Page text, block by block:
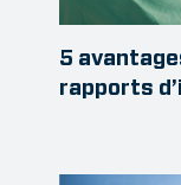
5
rapports